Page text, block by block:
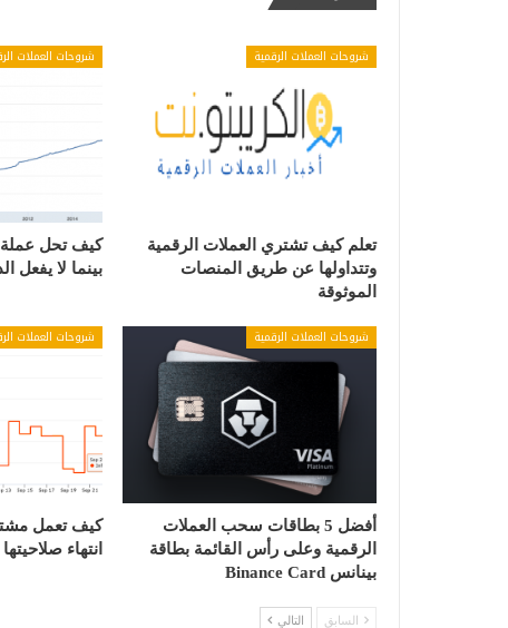
شروحات العملات الرقمية
تعلم كيف تشتري العملات الرقمية
وتتداولها عن طريق المنصات
الموثوقة
شروحات العملات
كيف تحل عملة
بينما لا يفعل
شروحات العملات الرقمية
أفضل 5 بطاقات سحب العملات
الرقمية وعلى رأس القائمة بطاقة
بينانس Binance Card
شروحات العملات
انتهاء صلاحيتها
السابق التالي